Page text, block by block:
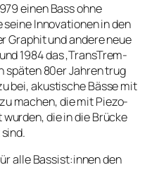
einen Bass ohne
Innovationen in den
Graphit und andere neue
1984 das ‚TransTrem-
späten 80er Jahren trug
bei, akustische Bässe mit
machen, die mit Piezo-
die in die Brücke
alle Bassist:innen den